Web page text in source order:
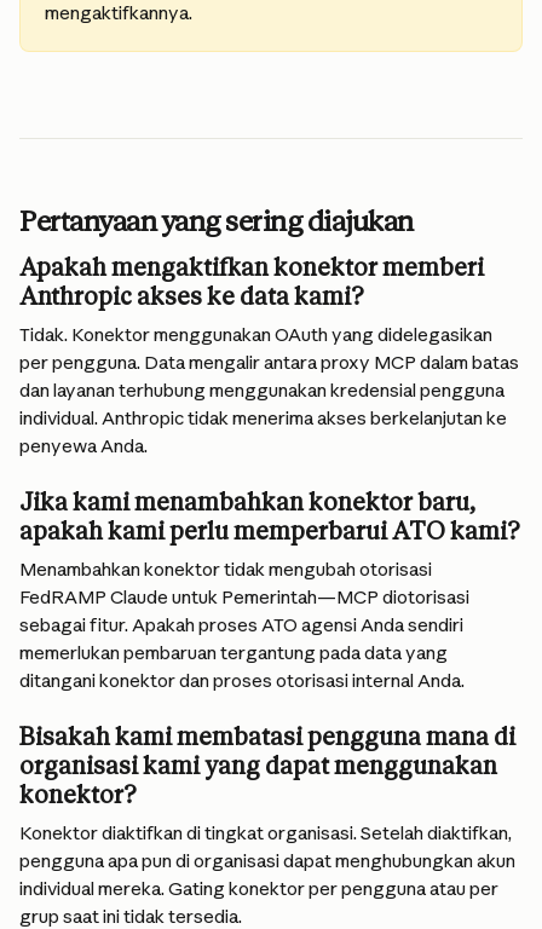
mengaktifkannya.
Pertanyaan yang sering diajukan
Apakah mengaktifkan konektor memberi
Anthropic akses ke data kami?
Tidak. Konektor menggunakan OAuth yang didelegasikan
per pengguna. Data mengalir antara proxy MCP dalam batas
dan layanan terhubung menggunakan kredensial pengguna
individual. Anthropic tidak menerima akses berkelanjutan ke
penyewa Anda.
Jika kami menambahkan konektor baru,
apakah kami perlu memperbarui ATO kami?
Menambahkan konektor tidak mengubah otorisasi
FedRAMP Claude untuk Pemerintah—MCP diotorisasi
sebagai fitur. Apakah proses ATO agensi Anda sendiri
memerlukan pembaruan tergantung pada data yang
ditangani konektor dan proses otorisasi internal Anda.
Bisakah kami membatasi pengguna mana di
organisasi kami yang dapat menggunakan
konektor?
Konektor diaktifkan di tingkat organisasi. Setelah diaktifkan,
pengguna apa pun di organisasi dapat menghubungkan akun
individual mereka. Gating konektor per pengguna atau per
grup saat ini tidak tersedia.